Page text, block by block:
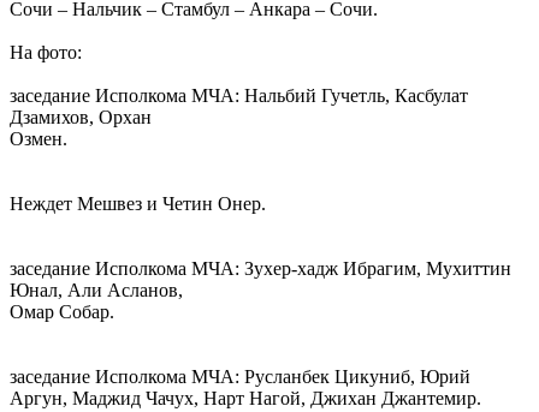
Сочи – Нальчик – Стамбул – Анкара – Сочи.
На фото:
заседание Исполкома МЧА: Нальбий Гучетль, Касбулат
Дзамихов, Орхан
Озмен.
Неждет Мешвез и Четин Онер.
заседание Исполкома МЧА: Зухер-хадж Ибрагим, Мухиттин
Юнал, Али Асланов,
Омар Собар.
заседание Исполкома МЧА: Русланбек Цикуниб, Юрий
Аргун, Маджид Чачух, Нарт Нагой, Джихан Джантемир.